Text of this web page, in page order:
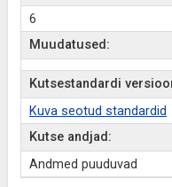
6
Muudatused:
Kutsestandardi
Kuva seotud standardid
Kutse andjad:
Andmed puuduvad